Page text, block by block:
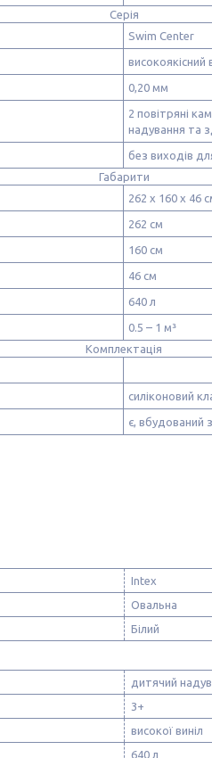
Серія
Swim Center
високоякісний
0,20 мм
2 повітряні
надування та
без виходів
Габарити
262 х 160 х 46
262 см
160 см
46 см
640 л
0.5 – 1 м³
Комплектація
силіконовий
є, вбудований
Intex
Овальна
Білий
дитячий
3+
високої виніл
640 л